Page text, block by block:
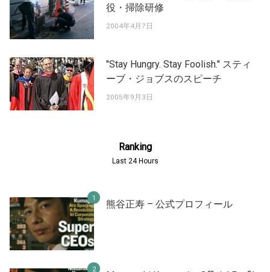
役・掃除研修
2004年4月7日
"Stay Hungry. Stay Foolish." スティ
ーブ・ジョブスのスピーチ
2005年9月3日
Ranking
Last 24 Hours
熊谷正寿 – 公式プロフィール